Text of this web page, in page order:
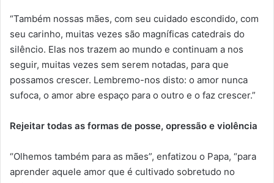
“Também nossas mães, com seu cuidado escondido, com
seu carinho, muitas vezes são magníficas catedrais do
silêncio. Elas nos trazem ao mundo e continuam a nos
seguir, muitas vezes sem serem notadas, para que
possamos crescer. Lembremo-nos disto: o amor nunca
sufoca, o amor abre espaço para o outro e o faz crescer.”
Rejeitar todas as formas de posse, opressão e violência
“Olhemos também para as mães”, enfatizou o Papa, “para
aprender aquele amor que é cultivado sobretudo no